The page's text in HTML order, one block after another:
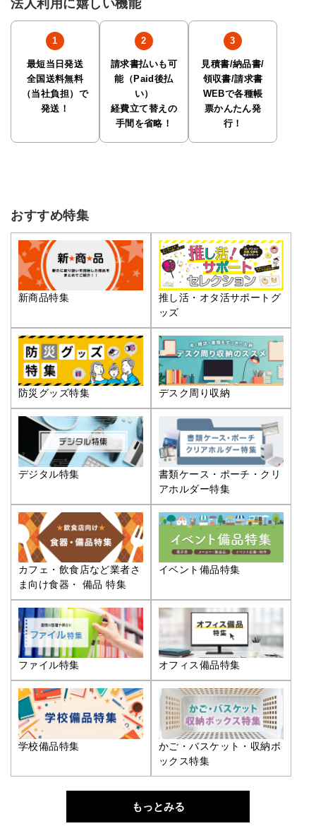
法人利用に嬉しい機能
最短当日発送
全国送料無料
（当社負担）で
発送！
請求書払いも可
能（Paid後払
い）
経費立て替えの
手間を省略！
見積書/納品書/
領収書/請求書
WEBで各種帳
票かんたん発
行！
おすすめ特集
新商品特集
推し活・オタ活サポートグ
ッズ
防災グッズ特集 デスク周り収納
デジタル特集
書類ケース・ポーチ・クリ
アホルダー特集
カフェ・飲食店など業者さ
ま向け食器・ 備品 特集
イベント備品特集
ファイル特集 オフィス備品特集
学校備品特集
かご・バスケット・収納ボ
ックス特集
もっとみる